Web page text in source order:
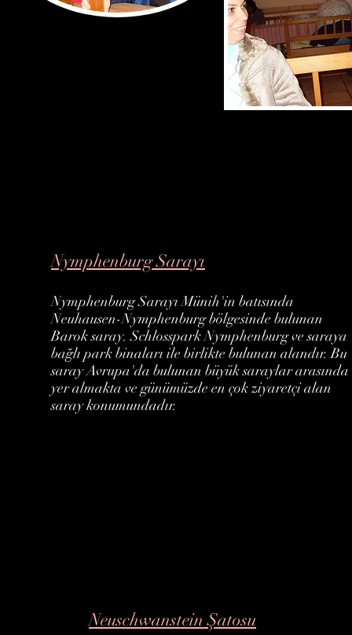
Nymphenburg Sarayı
Nymphenburg Sarayı Münih'in batısında
Neuhausen-Nymphenburg bölgesinde bulunan
Barok saray. Schlosspark Nymphenburg ve saraya
bağlı park binaları ile birlikte bulunan alandır. Bu
saray Avrupa'da bulunan büyük saraylar arasında
yer almakta ve günümüzde en çok ziyaretçi alan
saray konumundadır.
Neuschwanstein Şatosu